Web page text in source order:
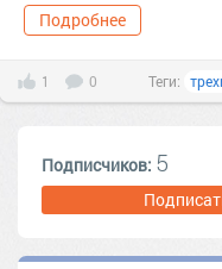
Подробнее
1 0 Теги:
Подписчиков: 5